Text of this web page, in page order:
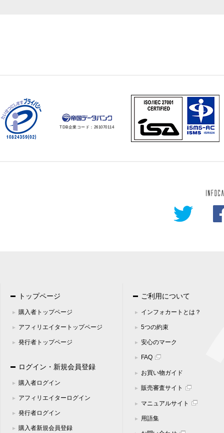
TDB企業コード： 261070114
トップページ
購入者トップページ
アフィリエイタートップページ
発行者トップページ
ログイン・新規会員登録
購入者ログイン
アフィリエイターログイン
発行者ログイン
購入者新規会員登録
ご利用について
インフォカートとは？
5つの約束
安心のマーク
FAQ
お買い物ガイド
販売審査サイト
マニュアルサイト
用語集